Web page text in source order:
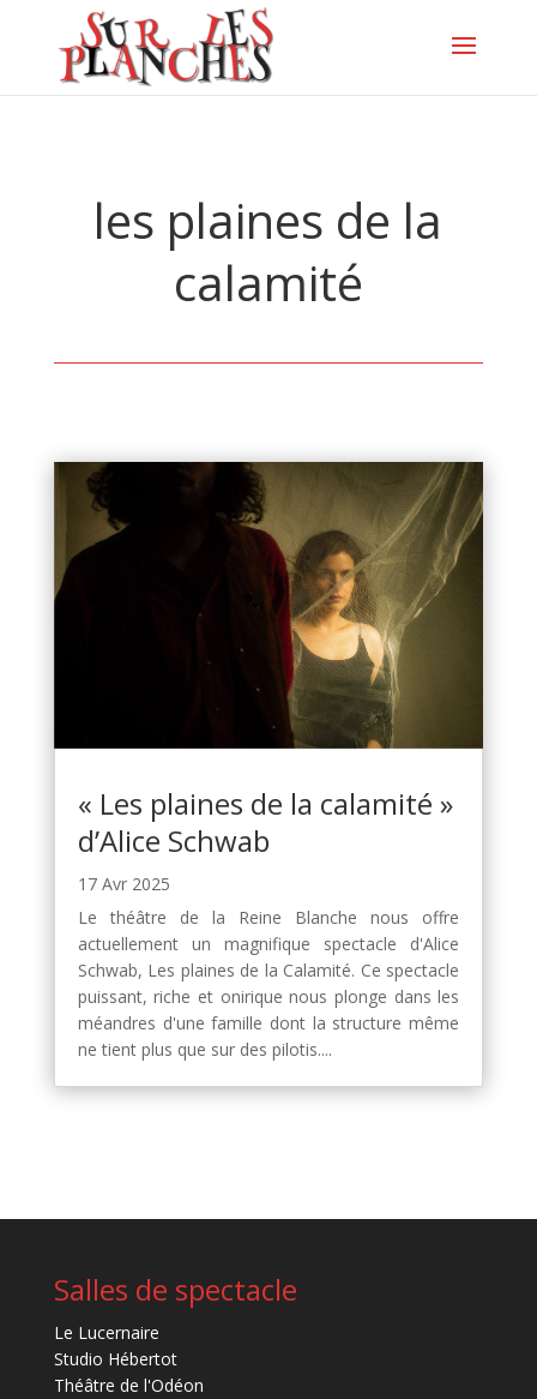
les plaines de la
calamité
« Les plaines de la calamité »
d’Alice Schwab
17 Avr 2025
Le théâtre de la Reine Blanche nous offre
actuellement un magnifique spectacle d'Alice
Schwab, Les plaines de la Calamité. Ce spectacle
puissant, riche et onirique nous plonge dans les
méandres d'une famille dont la structure même
ne tient plus que sur des pilotis....
Salles de spectacle
Le Lucernaire
Studio Hébertot
Théâtre de l'Odéon